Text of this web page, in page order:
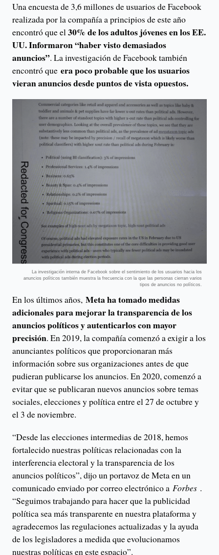
Una encuesta de 3,6 millones de usuarios de Facebook
realizada por la compañía a principios de este año
encontró que el30% de los adultos jóvenes en los EE.
UU. Informaron “haber visto demasiados
anuncios”. La investigación de Facebook también
encontró que era poco probable que los usuarios
vieran anuncios desde puntos de vista opuestos.
La investigación interna de Facebook sobre el sentimiento de los usuarios hacia los
anuncios políticos también muestra la frecuencia con la que las personas cierran varios
tipos de anuncios no políticos.
En los últimos años, Meta ha tomado medidas
adicionales para mejorar la transparencia de los
anuncios políticos y autenticarlos con mayor
precisión. En 2019, la compañía comenzó a exigir a los
anunciantes políticos que proporcionaran más
información sobre sus organizaciones antes de que
pudieran publicarse los anuncios. En 2020, comenzó a
evitar que se publicaran nuevos anuncios sobre temas
sociales, elecciones y política entre el 27 de octubre y
el 3 de noviembre.
“Desde las elecciones intermedias de 2018, hemos
fortalecido nuestras políticas relacionadas con la
interferencia electoral y la transparencia de los
anuncios políticos”, dijo un portavoz de Meta en un
comunicado enviado por correo electrónico a Forbes .
“Seguimos trabajando para hacer que la publicidad
política sea más transparente en nuestra plataforma y
agradecemos las regulaciones actualizadas y la ayuda
de los legisladores a medida que evolucionamos
nuestras políticas en este espacio”.